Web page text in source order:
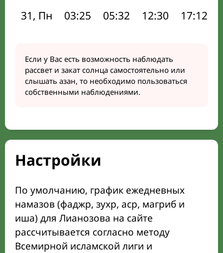
31, Пн
03:25 05:32 12:30 17:12
Если у Вас есть возможность наблюдать
рассвет и закат солнца самостоятельно или
слышать азан, то необходимо пользоваться
собственными наблюдениями.
Настройки
По умолчанию, график ежедневных
намазов (фаджр, зухр, аср, магриб и
иша) для Лианозова на сайте
рассчитывается согласно методу
Всемирной исламской лиги и